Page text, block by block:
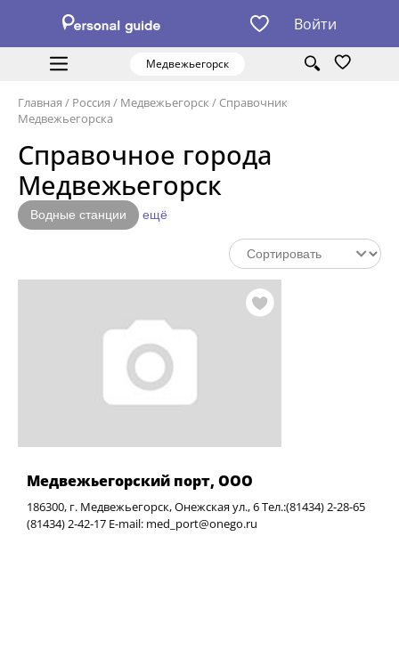
Войти
Медвежьегорск
Главная / Россия / Медвежьегорск / Справочник
Медвежьегорска
Справочное города
Медвежьегорск
Водные станции ещё
Медвежьегорский порт, ООО
186300, г. Медвежьегорск, Онежская ул., 6 Тел.:(81434) 2-28-65
(81434) 2-42-17 E-mail: med_port@onego.ru